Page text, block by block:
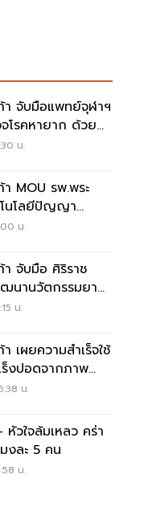
า จับมือแพทย์จุฬาฯ
โรคหายาก ด้วย
น.
า MOU รพ.พระ
โนโลยีปัญญา
เร็ง
น.
า จับมือ ศิริราช
นานวัตกรรมยา
น.
เผยความสำเร็จใช้
งปอดจากภาพ
น.
หัวใจล้มเหลว คร่า
งละ 5 คน
น.